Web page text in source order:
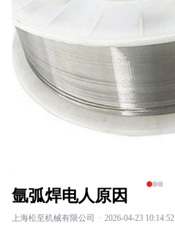
氩弧焊电人原因
上海松至机械有限公司 · 2026-04-23 10:14:52